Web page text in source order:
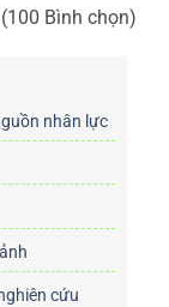
Bình chọn)
nhân lực
cứu